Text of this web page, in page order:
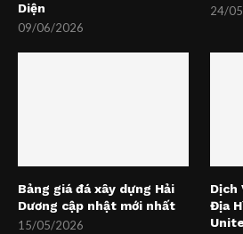
Diện
09/06/2026
24/
Bảng giá đá xây dựng Hải
Dương cập nhật mới nhất
15/05/2026
Dịch
Địa